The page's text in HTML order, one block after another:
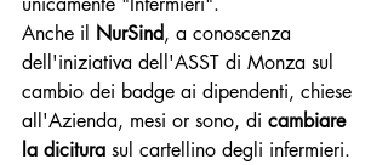
Anche il NurSind, a conoscenza
dell'iniziativa dell'ASST di Monza sul
cambio dei badge ai dipendenti, chiese
all'Azienda, mesi or sono, di cambiare
la dicitura sul cartellino degli infermieri.